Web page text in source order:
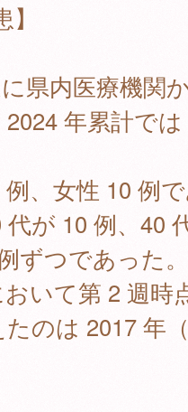
県内医療機関
年累計で
、女性 10 例
が 10 例、40
ずつであった。
いて第 2 週時
のは 2017 年